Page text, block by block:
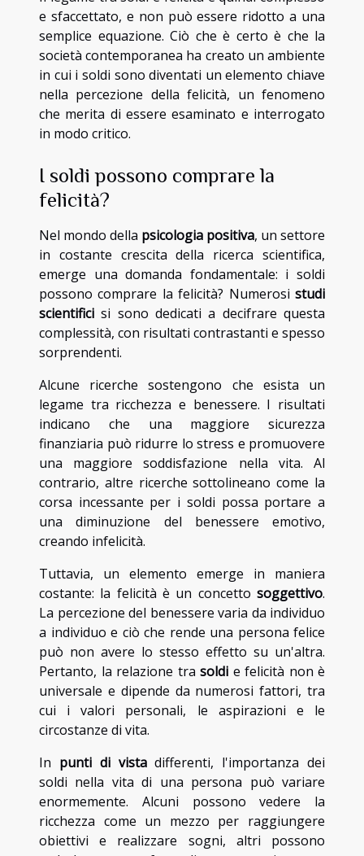
e sfaccettato, e non può essere ridotto a una
semplice equazione. Ciò che è certo è che la
società contemporanea ha creato un ambiente
in cui i soldi sono diventati un elemento chiave
nella percezione della felicità, un fenomeno
che merita di essere esaminato e interrogato
in modo critico.
I soldi possono comprare la
felicità?
Nel mondo della psicologia positiva, un settore
in costante crescita della ricerca scientifica,
emerge una domanda fondamentale: i soldi
possono comprare la felicità? Numerosi studi
scientifici si sono dedicati a decifrare questa
complessità, con risultati contrastanti e spesso
sorprendenti.
Alcune ricerche sostengono che esista un
legame tra ricchezza e benessere. I risultati
indicano che una maggiore sicurezza
finanziaria può ridurre lo stress e promuovere
una maggiore soddisfazione nella vita. Al
contrario, altre ricerche sottolineano come la
corsa incessante per i soldi possa portare a
una diminuzione del benessere emotivo,
creando infelicità.
Tuttavia, un elemento emerge in maniera
costante: la felicità è un concetto soggettivo.
La percezione del benessere varia da individuo
a individuo e ciò che rende una persona felice
può non avere lo stesso effetto su un'altra.
Pertanto, la relazione tra soldi e felicità non è
universale e dipende da numerosi fattori, tra
cui i valori personali, le aspirazioni e le
circostanze di vita.
In punti di vistadifferenti, l'importanza dei
soldi nella vita di una persona può variare
enormemente. Alcuni possono vedere la
ricchezza come un mezzo per raggiungere
obiettivi e realizzare sogni, altri possono